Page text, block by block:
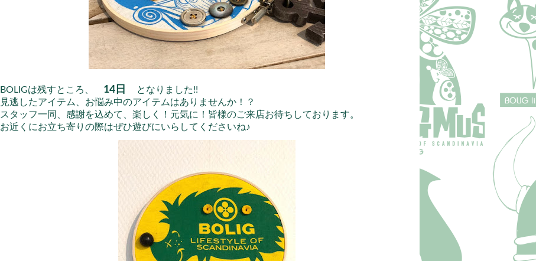
BOLIGは残すところ、 14日
となりました!!
見逃したアイテム、お悩み中のアイテムはありませんか！？
スタッフ一同、感謝を込めて、楽しく！元気に！皆様のご来店お待ちしております。
お近くにお立ち寄りの際はぜひ遊びにいらしてくださいね♪